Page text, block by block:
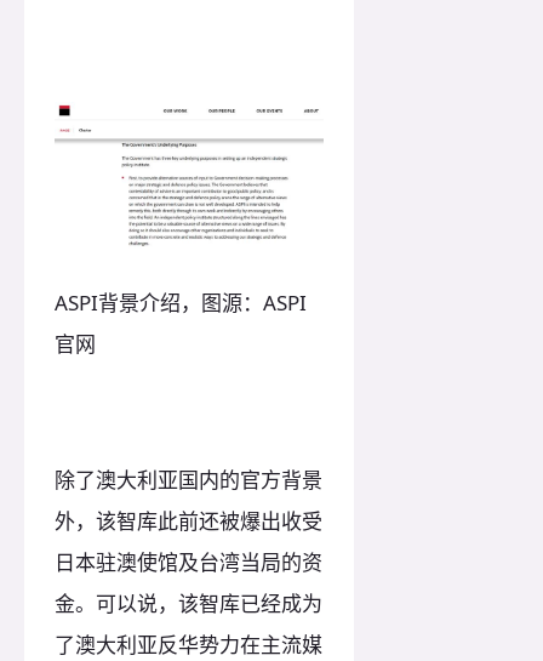
ASPI背景介绍，图源：ASPI
官网
除了澳大利亚国内的官方背景
外，该智库此前还被爆出收受
日本驻澳使馆及台湾当局的资
金。可以说，该智库已经成为
了澳大利亚反华势力在主流媒